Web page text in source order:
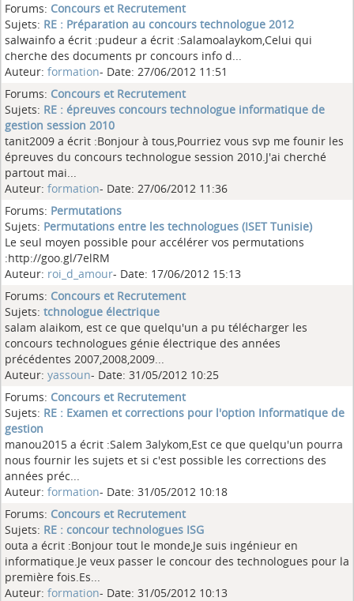
Forums: Concours et Recrutement
Sujets: RE : Préparation au concours technologue 2012
salwainfo a écrit :pudeur a écrit :Salamoalaykom,Celui qui
cherche des documents pr concours info d...
Auteur: formation- Date: 27/06/2012 11:51
Forums: Concours et Recrutement
Sujets: RE : épreuves concours technologue informatique de
gestion session 2010
tanit2009 a écrit :Bonjour à tous,Pourriez vous svp me founir les
épreuves du concours technologue session 2010.J'ai cherché
partout mai...
Auteur: formation- Date: 27/06/2012 11:36
Forums: Permutations
Sujets: Permutations entre les technologues (ISET Tunisie)
Le seul moyen possible pour accélérer vos permutations
:http://goo.gl/7elRM
Auteur: roi_d_amour- Date: 17/06/2012 15:13
Forums: Concours et Recrutement
Sujets: tchnologue électrique
salam alaikom, est ce que quelqu'un a pu télécharger les
concours technologues génie électrique des années
précédentes 2007,2008,2009...
Auteur: yassoun- Date: 31/05/2012 10:25
Forums: Concours et Recrutement
Sujets: RE : Examen et corrections pour l'option Informatique de
gestion
manou2015 a écrit :Salem 3alykom,Est ce que quelqu'un pourra
nous fournir les sujets et si c'est possible les corrections des
années préc...
Auteur: formation- Date: 31/05/2012 10:18
Forums: Concours et Recrutement
Sujets: RE : concour technologues ISG
outa a écrit :Bonjour tout le monde,Je suis ingénieur en
informatique.Je veux passer le concour des technologues pour la
première fois.Es...
Auteur: formation- Date: 31/05/2012 10:13